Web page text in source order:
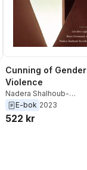
Cunning of Gender
Violence
Nadera Shalhoub-
Kevorkian,Rema
Hammami
E-bok 2023
522 kr